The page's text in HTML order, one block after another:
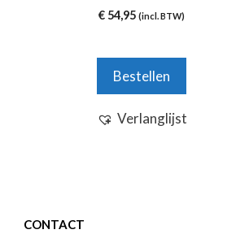
0
v
5
€ 54,95 (incl. BTW)
Bestellen
Verlanglijst
CONTACT